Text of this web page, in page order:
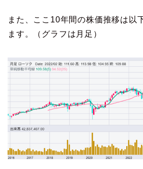
また、ここ10年間の株価推移は以
ます。（グラフは月足）